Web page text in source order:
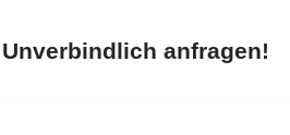
Unverbindlich anfragen!